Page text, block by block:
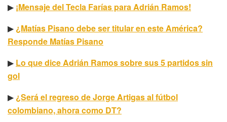
▶ ¡Mensaje del Tecla Farías para Adrián Ramos!
▶ ¿Matías Pisano debe ser titular en este América?
Responde Matías Pisano
▶ Lo que dice Adrián Ramos sobre sus 5 partidos sin
gol
▶ ¿Será el regreso de Jorge Artigas al fútbol
colombiano, ahora como DT?